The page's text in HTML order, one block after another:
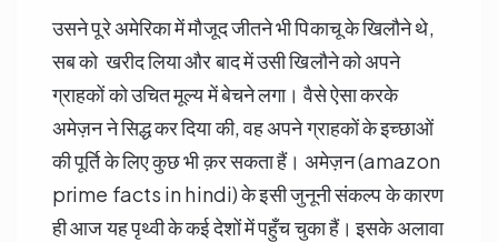
उसने पूरे अमेरिका में मौजूद जीतने भी पिकाचू के खिलौने थे,
सब को खरीद लिया और बाद में उसी खिलौने को अपने
ग्राहकों को उचित मूल्य में बेचने लगा। वैसे ऐसा करके
अमेज़न ने सिद्ध कर दिया की, वह अपने ग्राहकों के इच्छाओं
की पूर्ति के लिए कुछ भी क़र सकता हैं। अमेज़न (amazon
prime facts in hindi) के इसी जुनूनी संकल्प के कारण
ही आज यह पृथ्वी के कई देशों में पहुँच चुका हैं। इसके अलावा